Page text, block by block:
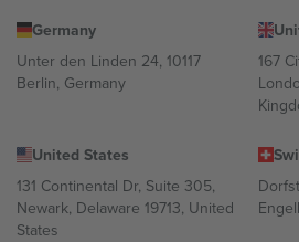
Germany
Unter den Linden 24, 10117
Berlin, Germany
167
United States
131 Continental Dr, Suite 305,
Newark, Delaware 19713, United
States